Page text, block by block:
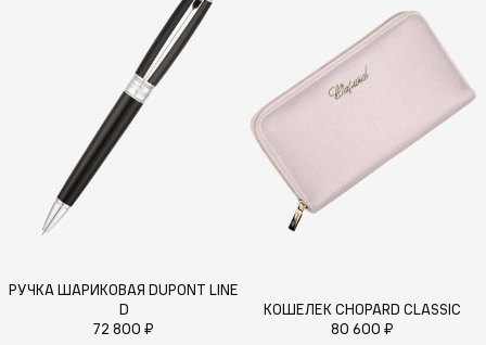
РУЧКА ШАРИКОВАЯ DUPONT LINE
D
72 800 ₽
КОШЕЛЕК CHOPARD CLASSIC
80 600 ₽